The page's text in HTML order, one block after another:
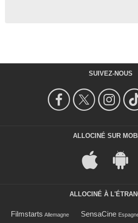
SUIVEZ-NOUS
ALLOCINÉ SUR
ALLOCINÉ À
Filmstarts Allemagne SensaCine